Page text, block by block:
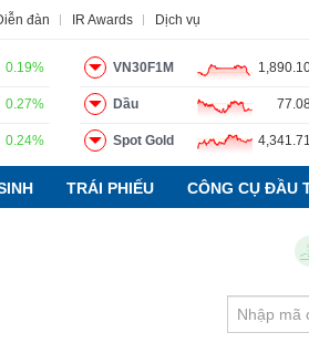
đàn IR Awards Dịch vụ
0.19%
0.27%
0.24%
VN30F1M
Dầu
Spot Gold 4,341.71
TRÁI PHIẾU CÔNG CỤ ĐẦU
cáo phân tích Thuật ngữ Dịch